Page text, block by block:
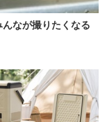
んなが撮りたくなる